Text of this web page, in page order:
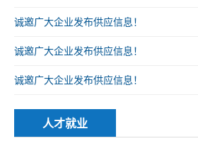
诚邀广大企业发布供应信息！
诚邀广大企业发布供应信息！
诚邀广大企业发布供应信息！
人才就业